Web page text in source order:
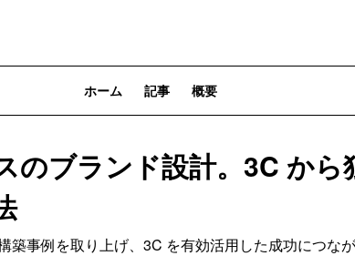
ホーム 記事 概要
のブランド設計。3C から
築事例を取り上げ、3C を有効活用した成功につな